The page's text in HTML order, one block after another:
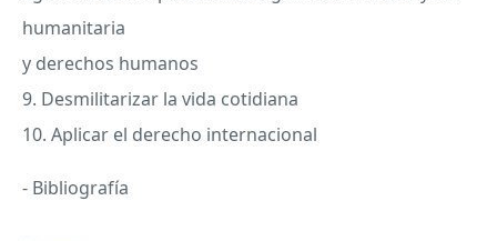
humanitaria
y derechos humanos
9. Desmilitarizar la vida cotidiana
10. Aplicar el derecho internacional
- Bibliografía